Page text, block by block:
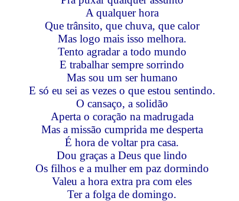
A qualquer hora
Que trânsito, que chuva, que calor
Mas logo mais isso melhora.
Tento agradar a todo mundo
E trabalhar sempre sorrindo
Mas sou um ser humano
E só eu sei as vezes o que estou sentindo.
O cansaço, a solidão
Aperta o coração na madrugada
Mas a missão cumprida me desperta
É hora de voltar pra casa.
Dou graças a Deus que lindo
Os filhos e a mulher em paz dormindo
Valeu a hora extra pra com eles
Ter a folga de domingo.